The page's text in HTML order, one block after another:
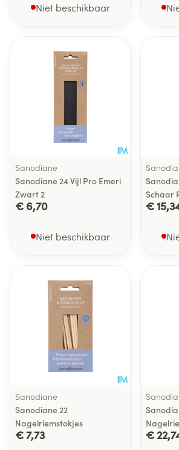
Niet beschikbaar
Sanodiane
Sanodiane 24 Vijl Pro Emeri
Zwart 2
€ 6,70
Niet beschikbaar
Schaar
€
Sanodiane
Sanodiane 22
Nagelriemstokjes
€ 7,73 €